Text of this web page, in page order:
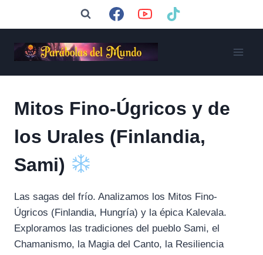
Mitos Fino-Úgricos y de
los Urales (Finlandia,
Sami)
Las sagas del frío. Analizamos los Mitos Fino-
Úgricos (Finlandia, Hungría) y la épica Kalevala.
Exploramos las tradiciones del pueblo Sami, el
Chamanismo, la Magia del Canto, la Resiliencia